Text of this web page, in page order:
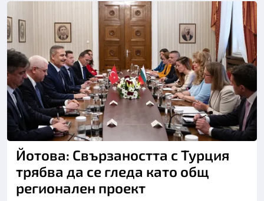
Йотова: Свързаността с Турция
трябва да се гледа като общ
регионален проект